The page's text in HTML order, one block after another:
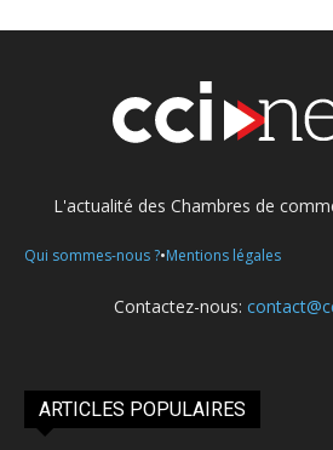
L'actualité des Chambres de
Qui sommes-nous ?•Mentions légales
Contactez-nous:
ARTICLES POPULAIRES